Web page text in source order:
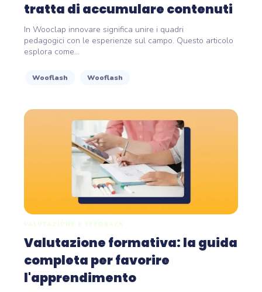
tratta di accumulare contenuti
In Wooclap innovare significa unire i quadri
pedagogici con le esperienze sul campo. Questo articolo
esplora come...
Wooflash Wooflash
VALUTAZIONE E FEEDBACK
Valutazione formativa: la guida
completa per favorire
l'apprendimento